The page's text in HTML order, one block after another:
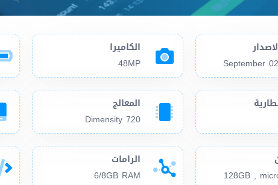
الكاميرا
48MP
المعالج
Dimensity 720
128GB ,
الرامات
6/8GB RAM